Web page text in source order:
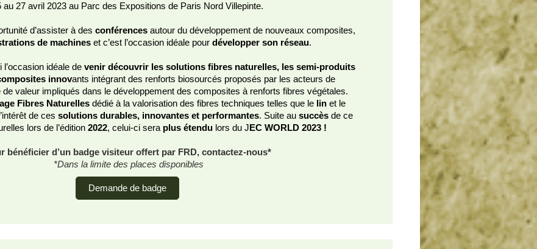
au 27 avril 2023 au Parc des Expositions de Paris Nord Villepinte.
d’assister à des conférences autour du développement de nouveaux composites,
de machines et c’est l’occasion idéale pour développer son réseau.
idéale de venir découvrir les solutions fibres naturelles, les semi-produits
innovants intégrant des renforts biosourcés proposés par les acteurs de
de valeur impliqués dans le développement des composites à renforts fibres végétales.
Fibres Naturellesdédié à la valorisation des fibres techniques telles que le linet le
de ces solutions durables, innovantes et performantes. Suite au succès de ce
lors de l’édition 2022, celui-ci sera plus étendu lors du JEC WORLD 2023 !
bénéficier d’un badge visiteur offert par FRD, contactez-nous*
*Dans la limite des places disponibles
Demande de badge